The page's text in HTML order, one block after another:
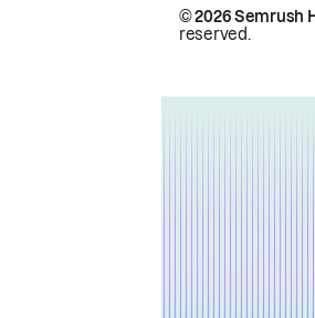
© 2026 Semrush
reserved.